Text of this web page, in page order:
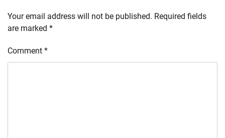
Your email address will not be published. Required fields
are marked *
Comment *